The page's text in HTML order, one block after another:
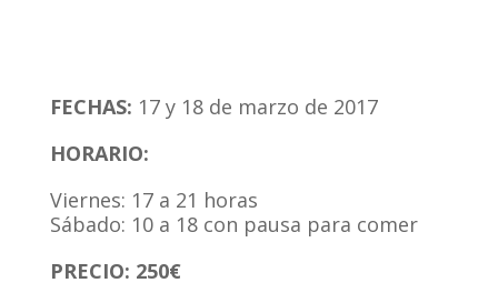
FECHAS: 17 y 18 de marzo de 2017
HORARIO:
Viernes: 17 a 21 horas
Sábado: 10 a 18 con pausa para comer
PRECIO: 250€